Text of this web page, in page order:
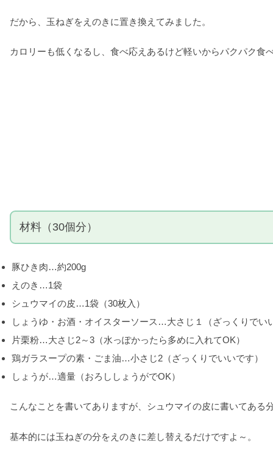
だから、玉ねぎをえのきに置き換えてみました。
カロリーも低くなるし、食べ応えあるけど軽いからパクパク食
材料（30個分）
豚ひき肉…約200g
えのき…1袋
シュウマイの皮…1袋（30枚入）
しょうゆ・お酒・オイスターソース…大さじ１（ざっくりでい
片栗粉…大さじ2～3（水っぽかったら多めに入れてOK）
鶏ガラスープの素・ごま油…小さじ2（ざっくりでいいです）
しょうが…適量（おろししょうがでOK）
こんなことを書いてありますが、シュウマイの皮に書いてある
基本的には玉ねぎの分をえのきに差し替えるだけですよ～。